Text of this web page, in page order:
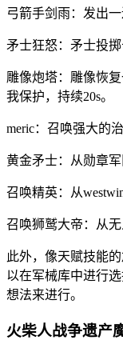
弓箭手剑雨：发出一
矛士狂怒：矛士投掷
雕像炮塔：雕像恢
我保护，持续20s。
meric：召唤强大的
黄金矛士：从勋章
召唤精英：从
召唤狮鹫大帝：从
此外，像天赋技能
以在军械库中进行
想法来进行。
火柴人战争遗产